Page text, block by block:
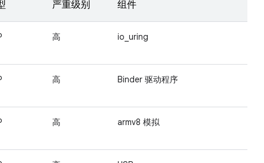
严重级别 组件
高 io_uring
高 Binder 驱动程序
高 armv8 模拟